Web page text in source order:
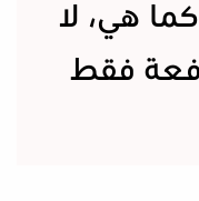
هي، لا
فقط